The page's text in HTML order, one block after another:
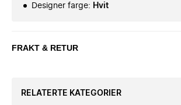
Designer farge: Hvit
FRAKT & RETUR
RELATERTE KATEGORIER